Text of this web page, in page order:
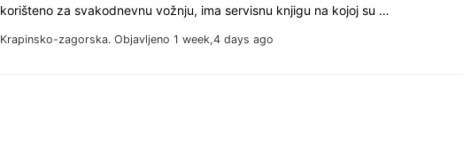
Krapinsko-zagorska. Objavljeno 1 week,4 days ago
korišteno za svakodnevnu vožnju, ima servisnu knjigu na kojoj su …